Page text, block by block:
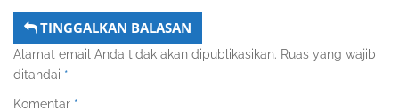
TINGGALKAN BALASAN
Alamat email Anda tidak akan dipublikasikan. Ruas yang wajib
ditandai *
Komentar *